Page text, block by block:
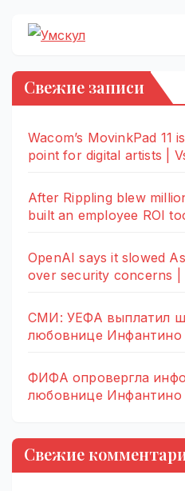
Свежие записи
Wacom’s MovinkPad 11
point for digital artists |
After Rippling blew
built an employee ROI
OpenAI says it slowed
over security concerns |
СМИ: УЕФА выплатил
любовнице Инфантино
ФИФА опровергла
любовнице Инфантино
Свежие